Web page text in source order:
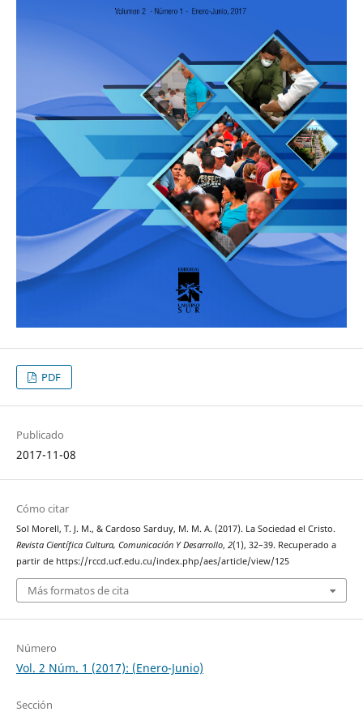
PDF
Publicado
2017-11-08
Cómo citar
Sol Morell, T. J. M., & Cardoso Sarduy, M. M. A. (2017). La Sociedad el Cristo.
Revista Científica Cultura, Comunicación Y Desarrollo, 2(1), 32–39. Recuperado a
partir de https://rccd.ucf.edu.cu/index.php/aes/article/view/125
Más formatos de cita
Número
Vol. 2 Núm. 1 (2017): (Enero-Junio)
Sección